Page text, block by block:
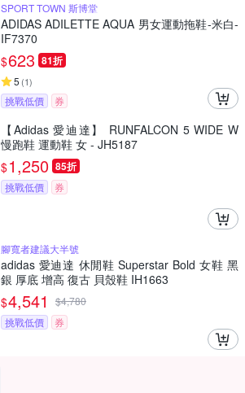
SPORT TOWN 斯博堂
ADIDAS ADILETTE AQUA 男女運動拖鞋-米白-
IF7370
$623 81折
5 (1)
挑戰低價 券
【Adidas 愛迪達】 RUNFALCON 5 WIDE W
慢跑鞋 運動鞋 女 - JH5187
$1,250 85折
挑戰低價 券
腳寬者建議大半號
adidas 愛迪達 休閒鞋 Superstar Bold 女鞋 黑
銀 厚底 增高 復古 貝殼鞋 IH1663
$4,541 $4,780
挑戰低價
券